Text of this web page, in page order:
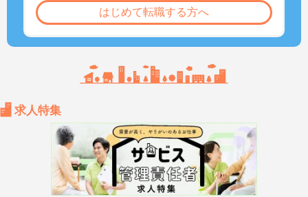
はじめて転職する方へ
求人特集